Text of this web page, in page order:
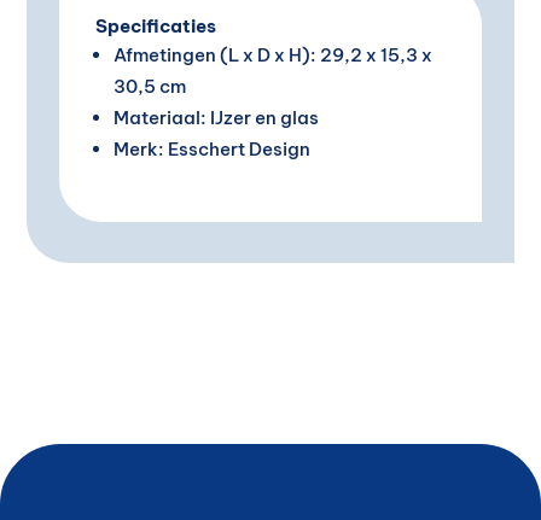
Specificaties
Afmetingen (L x D x H): 29,2 x 15,3 x
30,5 cm
Materiaal: IJzer en glas
Merk: Esschert Design